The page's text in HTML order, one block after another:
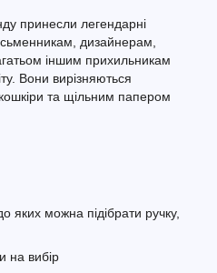
принесли легендарні
дизайнерам,
іншим прихильникам
Вони вирізняються
та щільним папером
яких можна підібрати ручку,
на вибір